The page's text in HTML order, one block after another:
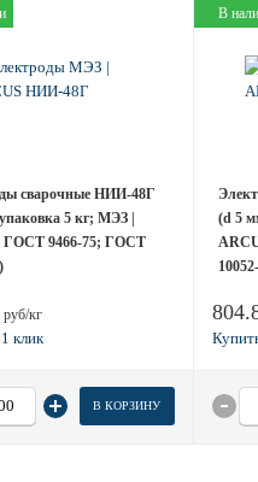
сварочные НИИ-48Г
5 кг; МЭЗ |
ГОСТ 9466-75; ГОСТ
руб/кг
В КОРЗИНУ
В
(d 5